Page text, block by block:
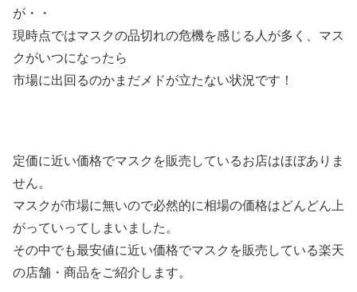
が・・
現時点ではマスクの品切れの危機を感じる人が多く、マス
クがいつになったら
市場に出回るのかまだメドが立たない状況です！
定価に近い価格でマスクを販売しているお店はほぼありま
せん。
マスクが市場に無いので必然的に相場の価格はどんどん上
がっていってしまいました。
その中でも最安値に近い価格でマスクを販売している楽天
の店舗・商品をご紹介します。